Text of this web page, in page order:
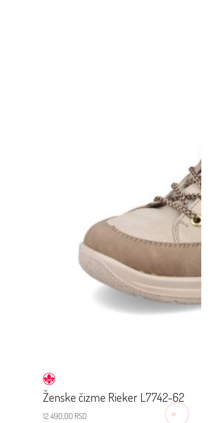
Ženske čizme Rieker L7742-62
12.490,00 RSD